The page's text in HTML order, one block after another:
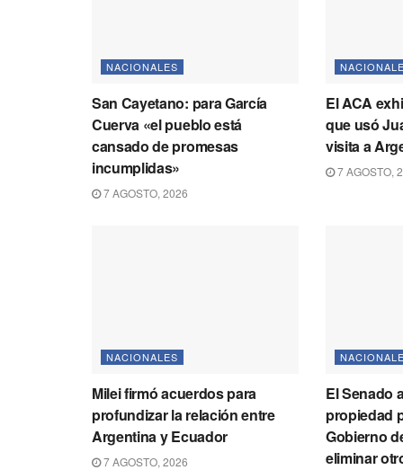
NACIONALES
San Cayetano: para García
Cuerva «el pueblo está
cansado de promesas
incumplidas»
7 AGOSTO, 2026
El ACA
que usó
visita a
7 AGOSTO,
NACIONALES
Milei firmó acuerdos para
profundizar la relación entre
Argentina y Ecuador
7 AGOSTO, 2026
El Senado
propiedad
Gobierno
eliminar